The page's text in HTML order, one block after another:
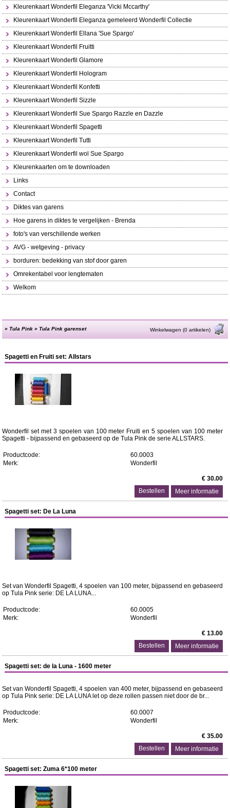
Kleurenkaart Wonderfil Eleganza 'Vicki Mccarthy'
Kleurenkaart Wonderfil Eleganza gemeleerd Wonderfil Collectie
Kleurenkaart Wonderfil Ellana 'Sue Spargo'
Kleurenkaart Wonderfil Fruitti
Kleurenkaart Wonderfil Glamore
Kleurenkaart Wonderfil Hologram
Kleurenkaart Wonderfil Konfetti
Kleurenkaart Wonderfil Sizzle
Kleurenkaart Wonderfil Sue Spargo Razzle en Dazzle
Kleurenkaart Wonderfil Spagetti
Kleurenkaart Wonderfil Tutti
Kleurenkaart Wonderfil wol Sue Spargo
Kleurenkaarten om te downloaden
Links
Contact
Diktes van garens
Hoe garens in diktes te vergelijken - Brenda
foto's van verschillende werken
AVG - wetgeving - privacy
borduren: bedekking van stof door garen
Omrekentabel voor lengtematen
Welkom
»Tula Pink »Tula Pink garenset Winkelwagen (0 artikelen)
Spagetti en Fruiti set: Allstars
Wonderfil set met 3 spoelen van 100 meter Fruiti en 5 spoelen van 100 meter
Spagetti - bijpassend en gebaseerd op de Tula Pink de serie ALLSTARS.
Productcode:
60.0003
Merk:
Wonderfil
€ 30.00
Meer informatie
Spagetti set: De La Luna
Set van Wonderfil Spagetti, 4 spoelen van 100 meter, bijpassend en gebaseerd
op Tula Pink serie: DE LA LUNA...
Productcode:
60.0005
Merk:
Wonderfil
€ 13.00
Meer informatie
Spagetti set: de la Luna - 1600 meter
Set van Wonderfil Spagetti, 4 spoelen van 400 meter, bijpassend en gebaseerd
op Tula Pink serie: DE LA LUNA let op deze rollen passen niet door de br...
Productcode:
60.0007
Merk:
Wonderfil
€ 35.00
Meer informatie
Spagetti set: Zuma 6*100 meter